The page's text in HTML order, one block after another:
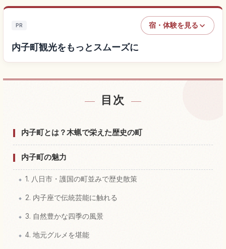
PR 宿・体験を見る
内子町観光をもっとスムーズに
内子町付近の宿を探す
内子町の体験を探す↗
目次
内子町とは？木蝋で栄えた歴史の町
内子町の魅力
1. 八日市・護国の町並みで歴史散策
2. 内子座で伝統芸能に触れる
3. 自然豊かな四季の風景
4. 地元グルメを堪能